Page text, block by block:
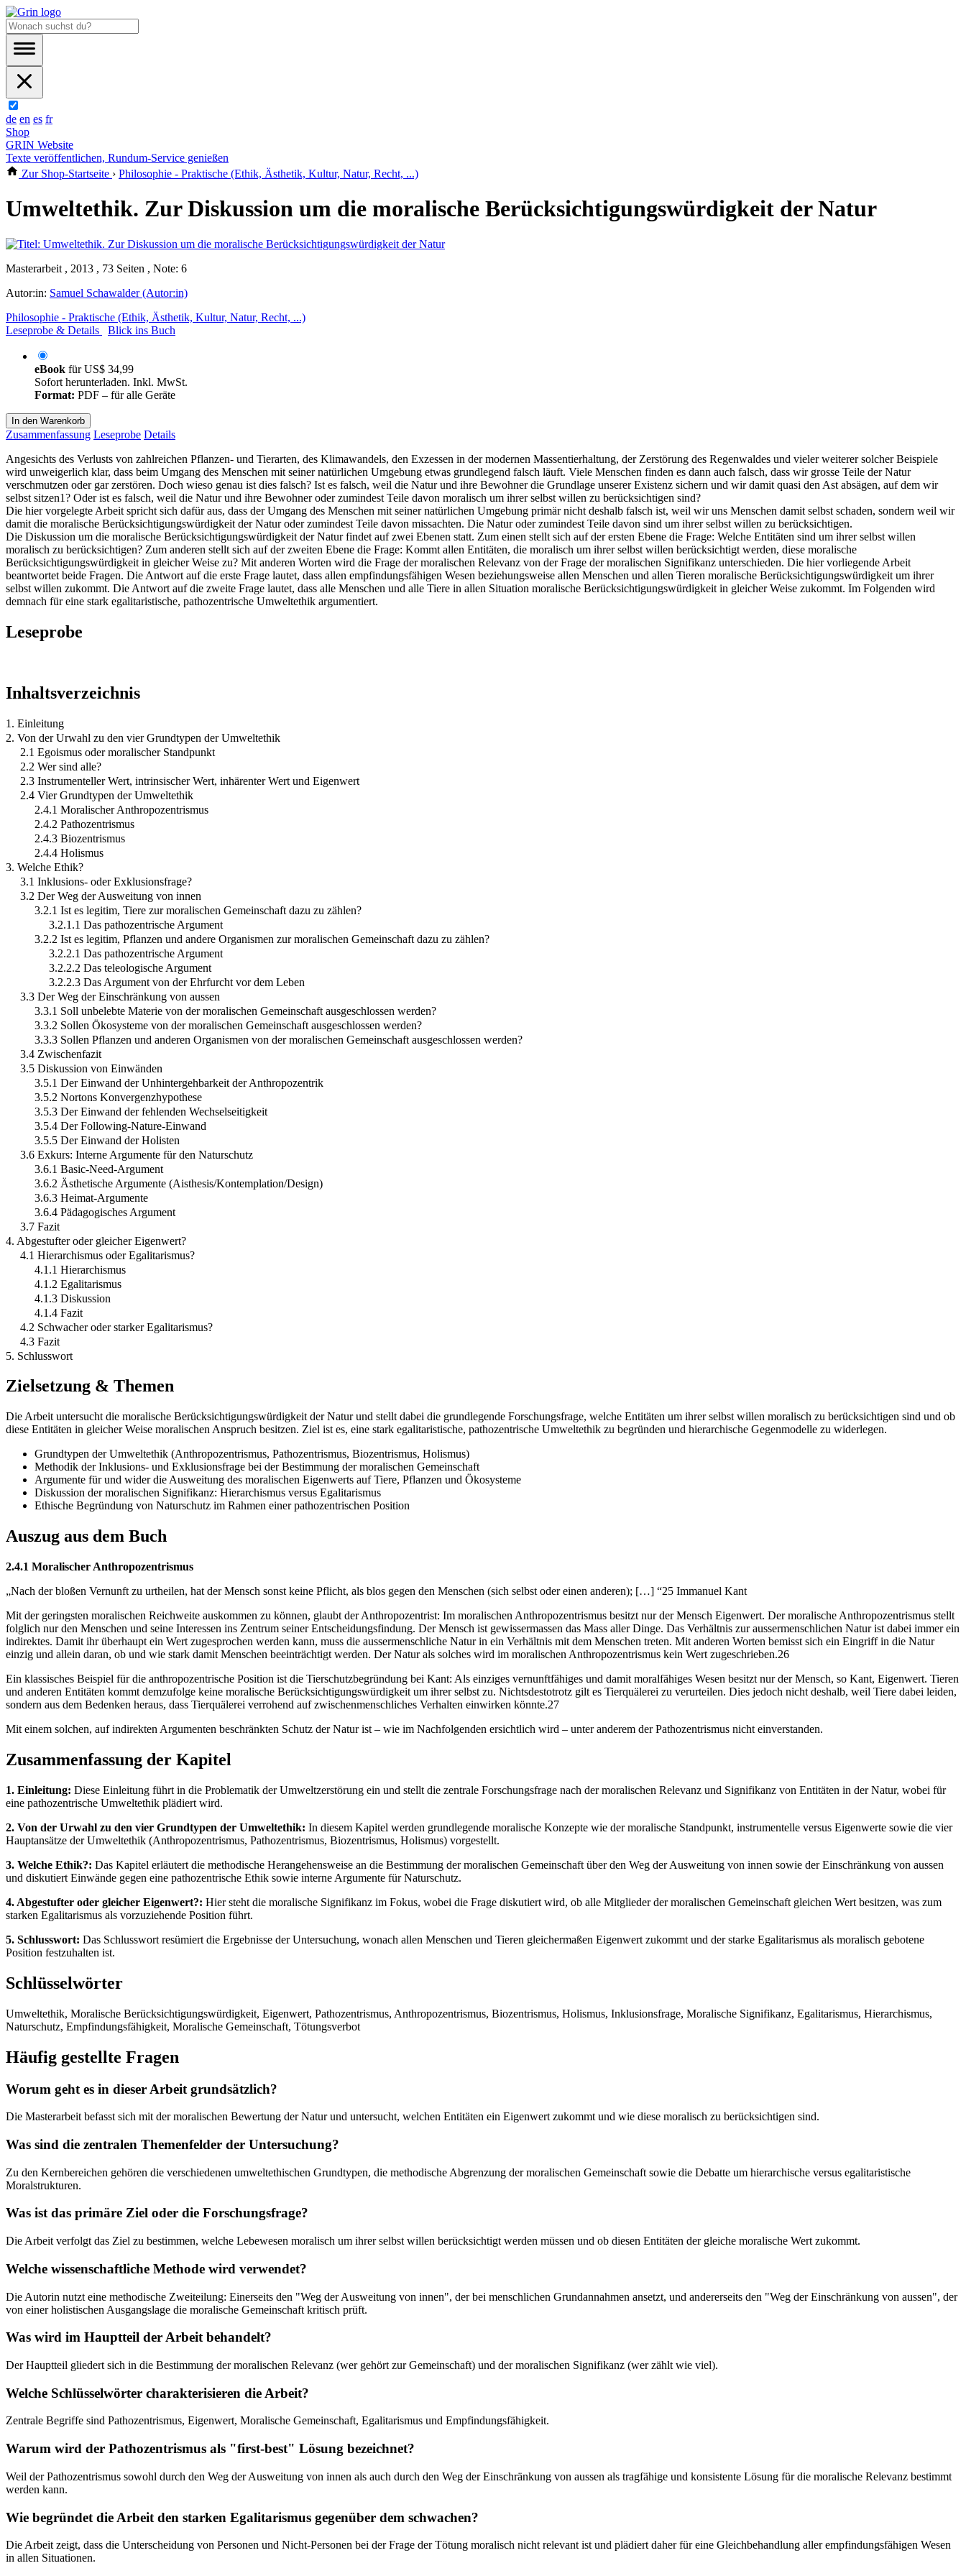
de en es fr
Shop
GRIN Website
Texte veröffentlichen, Rundum-Service genießen
Zur Shop-Startseite › Philosophie - Praktische (Ethik, Ästhetik, Kultur, Natur, Recht, ...)
Umweltethik. Zur Diskussion um die moralische Berücksichtigungswürdigkeit der Natur
Masterarbeit , 2013 , 73 Seiten , Note: 6
Autor:in: Samuel Schawalder (Autor:in)
Philosophie - Praktische (Ethik, Ästhetik, Kultur, Natur, Recht, ...)
Leseprobe & Details
Blick ins Buch
eBook fürUS$ 34,99
Sofort herunterladen. Inkl. MwSt.
Format: PDF – für alle Geräte
In den Warenkorb
Zusammenfassung Leseprobe Details
Angesichts des Verlusts von zahlreichen Pflanzen- und Tierarten, des Klimawandels, den Exzessen in der modernen Massentierhaltung, der Zerstörung des Regenwaldes und vieler weiterer solcher Beispiele
wird unweigerlich klar, dass beim Umgang des Menschen mit seiner natürlichen Umgebung etwas grundlegend falsch läuft. Viele Menschen finden es dann auch falsch, dass wir grosse Teile der Natur
verschmutzen oder gar zerstören. Doch wieso genau ist dies falsch? Ist es falsch, weil die Natur und ihre Bewohner die Grundlage unserer Existenz sichern und wir damit quasi den Ast absägen, auf dem wir
selbst sitzen1? Oder ist es falsch, weil die Natur und ihre Bewohner oder zumindest Teile davon moralisch um ihrer selbst willen zu berücksichtigen sind?
Die hier vorgelegte Arbeit spricht sich dafür aus, dass der Umgang des Menschen mit seiner natürlichen Umgebung primär nicht deshalb falsch ist, weil wir uns Menschen damit selbst schaden, sondern weil wir
damit die moralische Berücksichtigungswürdigkeit der Natur oder zumindest Teile davon missachten. Die Natur oder zumindest Teile davon sind um ihrer selbst willen zu berücksichtigen.
Die Diskussion um die moralische Berücksichtigungswürdigkeit der Natur findet auf zwei Ebenen statt. Zum einen stellt sich auf der ersten Ebene die Frage: Welche Entitäten sind um ihrer selbst willen
moralisch zu berücksichtigen? Zum anderen stellt sich auf der zweiten Ebene die Frage: Kommt allen Entitäten, die moralisch um ihrer selbst willen berücksichtigt werden, diese moralische
Berücksichtigungswürdigkeit in gleicher Weise zu? Mit anderen Worten wird die Frage der moralischen Relevanz von der Frage der moralischen Signifikanz unterschieden. Die hier vorliegende Arbeit
beantwortet beide Fragen. Die Antwort auf die erste Frage lautet, dass allen empfindungsfähigen Wesen beziehungsweise allen Menschen und allen Tieren moralische Berücksichtigungswürdigkeit um ihrer
selbst willen zukommt. Die Antwort auf die zweite Frage lautet, dass alle Menschen und alle Tiere in allen Situation moralische Berücksichtigungswürdigkeit in gleicher Weise zukommt. Im Folgenden wird
demnach für eine stark egalitaristische, pathozentrische Umweltethik argumentiert.
Leseprobe
Inhaltsverzeichnis
1. Einleitung
2. Von der Urwahl zu den vier Grundtypen der Umweltethik
2.1 Egoismus oder moralischer Standpunkt
2.2 Wer sind alle?
2.3 Instrumenteller Wert, intrinsischer Wert, inhärenter Wert und Eigenwert
2.4 Vier Grundtypen der Umweltethik
2.4.1 Moralischer Anthropozentrismus
2.4.2 Pathozentrismus
2.4.3 Biozentrismus
2.4.4 Holismus
3. Welche Ethik?
3.1 Inklusions- oder Exklusionsfrage?
3.2 Der Weg der Ausweitung von innen
3.2.1 Ist es legitim, Tiere zur moralischen Gemeinschaft dazu zu zählen?
3.2.1.1 Das pathozentrische Argument
3.2.2 Ist es legitim, Pflanzen und andere Organismen zur moralischen Gemeinschaft dazu zu zählen?
3.2.2.1 Das pathozentrische Argument
3.2.2.2 Das teleologische Argument
3.2.2.3 Das Argument von der Ehrfurcht vor dem Leben
3.3 Der Weg der Einschränkung von aussen
3.3.1 Soll unbelebte Materie von der moralischen Gemeinschaft ausgeschlossen werden?
3.3.2 Sollen Ökosysteme von der moralischen Gemeinschaft ausgeschlossen werden?
3.3.3 Sollen Pflanzen und anderen Organismen von der moralischen Gemeinschaft ausgeschlossen werden?
3.4 Zwischenfazit
3.5 Diskussion von Einwänden
3.5.1 Der Einwand der Unhintergehbarkeit der Anthropozentrik
3.5.2 Nortons Konvergenzhypothese
3.5.3 Der Einwand der fehlenden Wechselseitigkeit
3.5.4 Der Following-Nature-Einwand
3.5.5 Der Einwand der Holisten
3.6 Exkurs: Interne Argumente für den Naturschutz
3.6.1 Basic-Need-Argument
3.6.2 Ästhetische Argumente (Aisthesis/Kontemplation/Design)
3.6.3 Heimat-Argumente
3.6.4 Pädagogisches Argument
3.7 Fazit
4. Abgestufter oder gleicher Eigenwert?
4.1 Hierarchismus oder Egalitarismus?
4.1.1 Hierarchismus
4.1.2 Egalitarismus
4.1.3 Diskussion
4.1.4 Fazit
4.2 Schwacher oder starker Egalitarismus?
4.3 Fazit
5. Schlusswort
Zielsetzung & Themen
Die Arbeit untersucht die moralische Berücksichtigungswürdigkeit der Natur und stellt dabei die grundlegende Forschungsfrage, welche Entitäten um ihrer selbst willen moralisch zu berücksichtigen sind und ob
diese Entitäten in gleicher Weise moralischen Anspruch besitzen. Ziel ist es, eine stark egalitaristische, pathozentrische Umweltethik zu begründen und hierarchische Gegenmodelle zu widerlegen.
Grundtypen der Umweltethik (Anthropozentrismus, Pathozentrismus, Biozentrismus, Holismus)
Methodik der Inklusions- und Exklusionsfrage bei der Bestimmung der moralischen Gemeinschaft
Argumente für und wider die Ausweitung des moralischen Eigenwerts auf Tiere, Pflanzen und Ökosysteme
Diskussion der moralischen Signifikanz: Hierarchismus versus Egalitarismus
Ethische Begründung von Naturschutz im Rahmen einer pathozentrischen Position
Auszug aus dem Buch
2.4.1 Moralischer Anthropozentrismus
„Nach der bloßen Vernunft zu urtheilen, hat der Mensch sonst keine Pflicht, als blos gegen den Menschen (sich selbst oder einen anderen); […] “25 Immanuel Kant
Mit der geringsten moralischen Reichweite auskommen zu können, glaubt der Anthropozentrist: Im moralischen Anthropozentrismus besitzt nur der Mensch Eigenwert. Der moralische Anthropozentrismus stellt
folglich nur den Menschen und seine Interessen ins Zentrum seiner Entscheidungsfindung. Der Mensch ist gewissermassen das Mass aller Dinge. Das Verhältnis zur aussermenschlichen Natur ist dabei immer ein
indirektes. Damit ihr überhaupt ein Wert zugesprochen werden kann, muss die aussermenschliche Natur in ein Verhältnis mit dem Menschen treten. Mit anderen Worten bemisst sich ein Eingriff in die Natur
einzig und allein daran, ob und wie stark damit Menschen beeinträchtigt werden. Der Natur als solches wird im moralischen Anthropozentrismus kein Wert zugeschrieben.26
Ein klassisches Beispiel für die anthropozentrische Position ist die Tierschutzbegründung bei Kant: Als einziges vernunftfähiges und damit moralfähiges Wesen besitzt nur der Mensch, so Kant, Eigenwert. Tieren
und anderen Entitäten kommt demzufolge keine moralische Berücksichtigungswürdigkeit um ihrer selbst zu. Nichtsdestotrotz gilt es Tierquälerei zu verurteilen. Dies jedoch nicht deshalb, weil Tiere dabei leiden,
sondern aus dem Bedenken heraus, dass Tierquälerei verrohend auf zwischenmenschliches Verhalten einwirken könnte.27
Mit einem solchen, auf indirekten Argumenten beschränkten Schutz der Natur ist – wie im Nachfolgenden ersichtlich wird – unter anderem der Pathozentrismus nicht einverstanden.
Zusammenfassung der Kapitel
1. Einleitung: Diese Einleitung führt in die Problematik der Umweltzerstörung ein und stellt die zentrale Forschungsfrage nach der moralischen Relevanz und Signifikanz von Entitäten in der Natur, wobei für
eine pathozentrische Umweltethik plädiert wird.
2. Von der Urwahl zu den vier Grundtypen der Umweltethik: In diesem Kapitel werden grundlegende moralische Konzepte wie der moralische Standpunkt, instrumentelle versus Eigenwerte sowie die vier
Hauptansätze der Umweltethik (Anthropozentrismus, Pathozentrismus, Biozentrismus, Holismus) vorgestellt.
3. Welche Ethik?: Das Kapitel erläutert die methodische Herangehensweise an die Bestimmung der moralischen Gemeinschaft über den Weg der Ausweitung von innen sowie der Einschränkung von aussen
und diskutiert Einwände gegen eine pathozentrische Ethik sowie interne Argumente für Naturschutz.
4. Abgestufter oder gleicher Eigenwert?: Hier steht die moralische Signifikanz im Fokus, wobei die Frage diskutiert wird, ob alle Mitglieder der moralischen Gemeinschaft gleichen Wert besitzen, was zum
starken Egalitarismus als vorzuziehende Position führt.
5. Schlusswort: Das Schlusswort resümiert die Ergebnisse der Untersuchung, wonach allen Menschen und Tieren gleichermaßen Eigenwert zukommt und der starke Egalitarismus als moralisch gebotene
Position festzuhalten ist.
Schlüsselwörter
Umweltethik, Moralische Berücksichtigungswürdigkeit, Eigenwert, Pathozentrismus, Anthropozentrismus, Biozentrismus, Holismus, Inklusionsfrage, Moralische Signifikanz, Egalitarismus, Hierarchismus,
Naturschutz, Empfindungsfähigkeit, Moralische Gemeinschaft, Tötungsverbot
Häufig gestellte Fragen
Worum geht es in dieser Arbeit grundsätzlich?
Die Masterarbeit befasst sich mit der moralischen Bewertung der Natur und untersucht, welchen Entitäten ein Eigenwert zukommt und wie diese moralisch zu berücksichtigen sind.
Was sind die zentralen Themenfelder der Untersuchung?
Zu den Kernbereichen gehören die verschiedenen umweltethischen Grundtypen, die methodische Abgrenzung der moralischen Gemeinschaft sowie die Debatte um hierarchische versus egalitaristische
Moralstrukturen.
Was ist das primäre Ziel oder die Forschungsfrage?
Die Arbeit verfolgt das Ziel zu bestimmen, welche Lebewesen moralisch um ihrer selbst willen berücksichtigt werden müssen und ob diesen Entitäten der gleiche moralische Wert zukommt.
Welche wissenschaftliche Methode wird verwendet?
Die Autorin nutzt eine methodische Zweiteilung: Einerseits den "Weg der Ausweitung von innen", der bei menschlichen Grundannahmen ansetzt, und andererseits den "Weg der Einschränkung von aussen", der
von einer holistischen Ausgangslage die moralische Gemeinschaft kritisch prüft.
Was wird im Hauptteil der Arbeit behandelt?
Der Hauptteil gliedert sich in die Bestimmung der moralischen Relevanz (wer gehört zur Gemeinschaft) und der moralischen Signifikanz (wer zählt wie viel).
Welche Schlüsselwörter charakterisieren die Arbeit?
Zentrale Begriffe sind Pathozentrismus, Eigenwert, Moralische Gemeinschaft, Egalitarismus und Empfindungsfähigkeit.
Warum wird der Pathozentrismus als "first-best" Lösung bezeichnet?
Weil der Pathozentrismus sowohl durch den Weg der Ausweitung von innen als auch durch den Weg der Einschränkung von aussen als tragfähige und konsistente Lösung für die moralische Relevanz bestimmt
werden kann.
Wie begründet die Arbeit den starken Egalitarismus gegenüber dem schwachen?
Die Arbeit zeigt, dass die Unterscheidung von Personen und Nicht-Personen bei der Frage der Tötung moralisch nicht relevant ist und plädiert daher für eine Gleichbehandlung aller empfindungsfähigen Wesen
in allen Situationen.